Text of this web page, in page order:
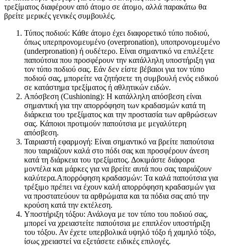
τρεξίματος διαφέρουν από άτομο σε άτομο, αλλά παρακάτω θα
βρείτε μερικές γενικές συμβουλές.
Τύπος ποδιού: Κάθε άτομο έχει διαφορετικό τύπο ποδιού,
όπως υπερπρονομευμένο (overpronation), υποπρονομευμένο
(underpronation) ή ουδέτερο. Είναι σημαντικό να επιλέξετε
παπούτσια που προσφέρουν την κατάλληλη υποστήριξη για
τον τύπο ποδιού σας. Εάν δεν είστε βέβαιοι για τον τύπο
ποδιού σας, μπορείτε να ζητήσετε τη συμβουλή ενός ειδικού
σε κατάστημα τρεξίματος ή αθλητικών ειδών.
Απόσβεση (Cushioning): Η κατάλληλη απόσβεση είναι
σημαντική για την απορρόφηση των κραδασμών κατά τη
διάρκεια του τρεξίματος και την προστασία των αρθρώσεων
σας. Κάποιοι προτιμούν παπούτσια με μεγαλύτερη
απόσβεση.
Ταιριαστή εφαρμογή: Είναι σημαντικό να βρείτε παπούτσια
που ταιριάζουν καλά στο πόδι σας και προσφέρουν άνεση
κατά τη διάρκεια του τρεξίματος. Δοκιμάστε διάφορα
μοντέλα και μάρκες για να βρείτε αυτά που σας ταιριάζουν
καλύτερα.Απορρόφηση κραδασμών: Τα καλά παπούτσια για
τρέξιμο πρέπει να έχουν καλή απορρόφηση κραδασμών για
να προστατεύουν τα αρθρώματα και τα πόδια σας από την
κρούση κατά την εκτέλεση.
Υποστήριξη τόξου: Ανάλογα με τον τύπο του ποδιού σας,
μπορεί να χρειαστείτε παπούτσια με επιπλέον υποστήριξη
του τόξου. Αν έχετε υπερβολικά υψηλό τόξο ή χαμηλό τόξο,
ίσως χρειαστεί να εξετάσετε ειδικές επιλογές.